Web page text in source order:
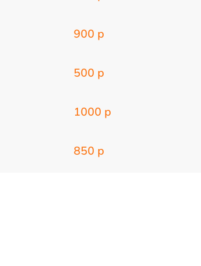
900 р
500 р
1000 р
850 р